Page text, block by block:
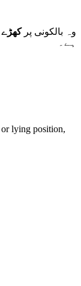
وہ بالکونی پرکھڑے
ہے۔
lying position,